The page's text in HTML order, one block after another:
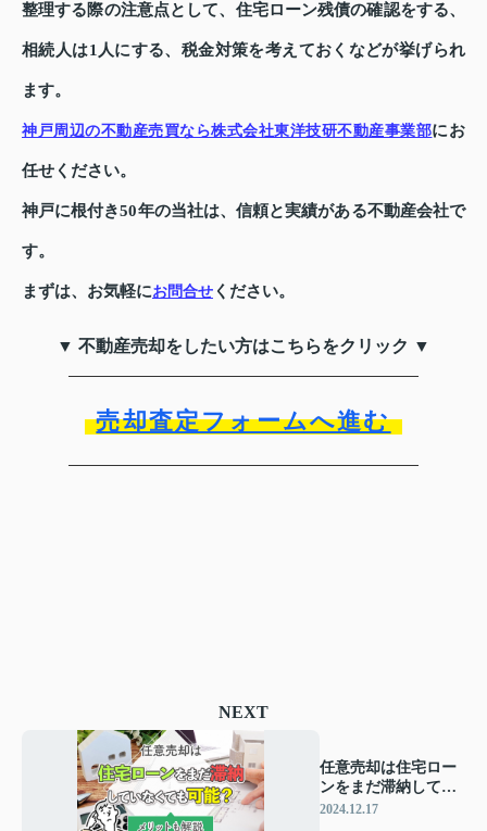
整理する際の注意点として、住宅ローン残債の確認をする、
相続人は1人にする、税金対策を考えておくなどが挙げられ
ます。
神戸周辺の不動産売買なら株式会社東洋技研不動産事業部にお
任せください。
神戸に根付き50年の当社は、信頼と実績がある不動産会社で
す。
まずは、お気軽にお問合せ ください。
▼ 不動産売却をしたい方はこちらをクリック ▼
売却査定フォームへ進む
NEXT
任意売却は住宅ロー
ンをまだ滞納してい
なくても可能？メリ
2024.12.17